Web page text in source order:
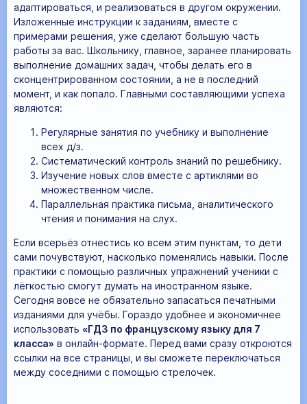
адаптироваться, и реализоваться в другом окружении.
Изложенные инструкции к заданиям, вместе с
примерами решения, уже сделают большую часть
работы за вас. Школьнику, главное, заранее планировать
выполнение домашних задач, чтобы делать его в
сконцентрированном состоянии, а не в последний
момент, и как попало. Главными составляющими успеха
являются:
Регулярные занятия по учебнику и выполнение
всех д/з.
Систематический контроль знаний по решебнику.
Изучение новых слов вместе с артиклями во
множественном числе.
Параллельная практика письма, аналитического
чтения и понимания на слух.
Если всерьёз отнестись ко всем этим пунктам, то дети
сами почувствуют, насколько поменялись навыки. После
практики с помощью различных упражнений ученики с
лёгкостью смогут думать на иностранном языке.
Сегодня вовсе не обязательно запасаться печатными
изданиями для учёбы. Гораздо удобнее и экономичнее
использовать «ГДЗ по французскому языку для 7
класса» в онлайн-формате. Перед вами сразу откроются
ссылки на все страницы, и вы сможете переключаться
между соседними с помощью стрелочек.